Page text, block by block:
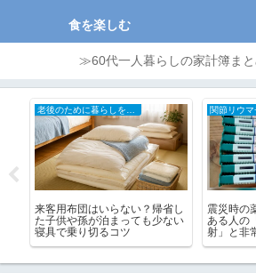
食を楽しむ
≫60代一人暮らしの家計簿まと
来客用布団はいらない？帰省し
た子供や孫が泊まっても少ない
寝具で乗り切るコツ
震災時の
ある人の
射」と非